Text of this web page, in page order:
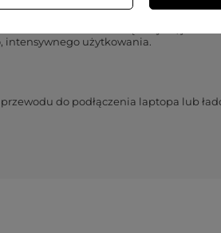
uszkodzeniami zewnętrznymi,
intensywnego użytkowania.
do podłączenia laptopa lub